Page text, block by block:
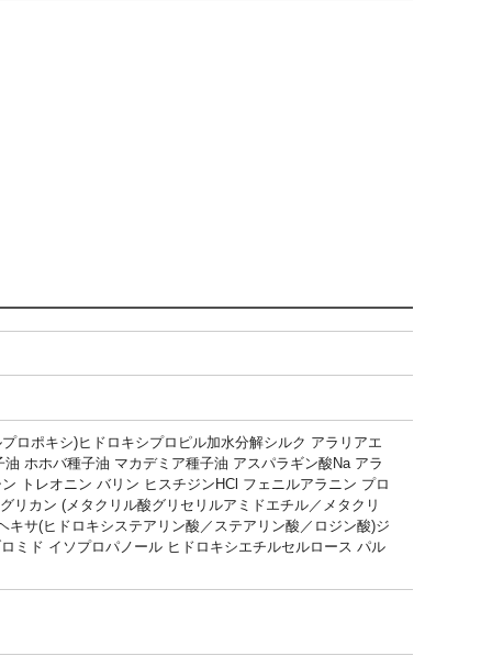
ロポキシ)ヒドロキシプロピル加水分解シルク アラリアエ
ホホバ種子油 マカデミア種子油 アスパラギン酸Na アラ
トレオニン バリン ヒスチジンHCl フェニルアラニン プロ
リカン (メタクリル酸グリセリルアミドエチル／メタクリ
サ(ヒドロキシステアリン酸／ステアリン酸／ロジン酸)ジ
ミド イソプロパノール ヒドロキシエチルセルロース パル